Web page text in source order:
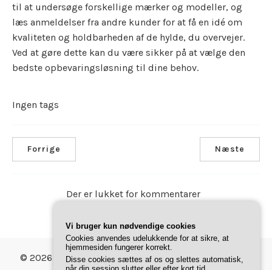
til at undersøge forskellige mærker og modeller, og
læs anmeldelser fra andre kunder for at få en idé om
kvaliteten og holdbarheden af de hylde, du overvejer.
Ved at gøre dette kan du være sikker på at vælge den
bedste opbevaringsløsning til dine behov.
Ingen tags
Forrige Næste
Der er lukket for kommentarer
© 2026 Gave Magasinet. Bygget med Annonce
ved hjælp af
Vi bruger kun nødvendige cookies
Cookies anvendes udelukkende for at sikre, at
hjemmesiden fungerer korrekt.
Disse cookies sættes af os og slettes automatisk,